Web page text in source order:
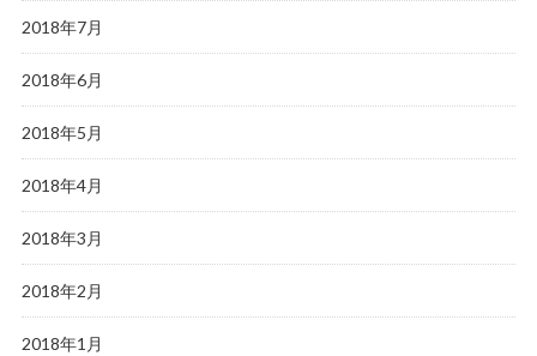
2018年7月
2018年6月
2018年5月
2018年4月
2018年3月
2018年2月
2018年1月